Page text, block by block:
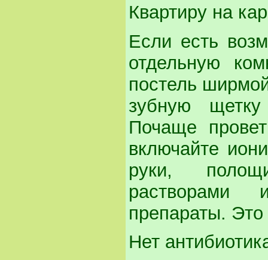
Квартиру на
Если есть
отдельную
постель
зубную
Почаще
включайте
руки,
растворами
препараты.
Нет